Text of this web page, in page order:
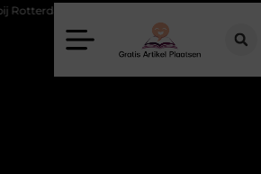
zonder financiële verrassingen